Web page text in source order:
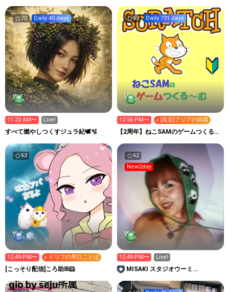
70 Daily 40 days
11:22 AM〜 Live!
すべて燃やしつくすジュラ紀🕊️🫧
65 Daily 731 days
12:56 PM〜 ♪ [良音]アジアの純真
【2周年】ねこSAMのゲームつくる～
63
12:49 PM〜 ♪ ドリフの早口ことば
‪[こっそり配信]ころ助ꕤ︎︎‪‪🐹
62
New2day
12:49 PM〜 Live!
MISAKI スタジオウーミ